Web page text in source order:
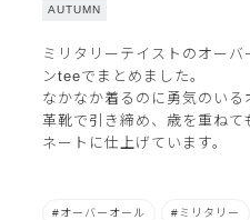
AUTUMN
ミリタリーテイストのオー
ンteeでまとめました。
なかなか着るのに勇気のい
革靴で引き締め、歳を重ねて
ネートに仕上げています。
オーバーオール ミリタリー